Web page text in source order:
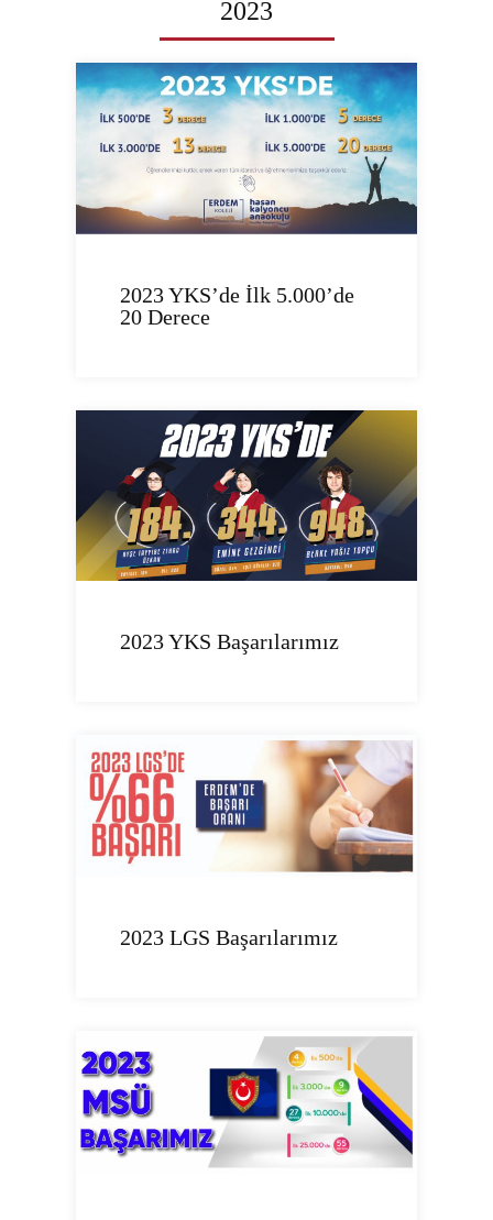
2023
2023 YKS’de İlk 5.000’de
20 Derece
2023 YKS Başarılarımız
2023 LGS Başarılarımız